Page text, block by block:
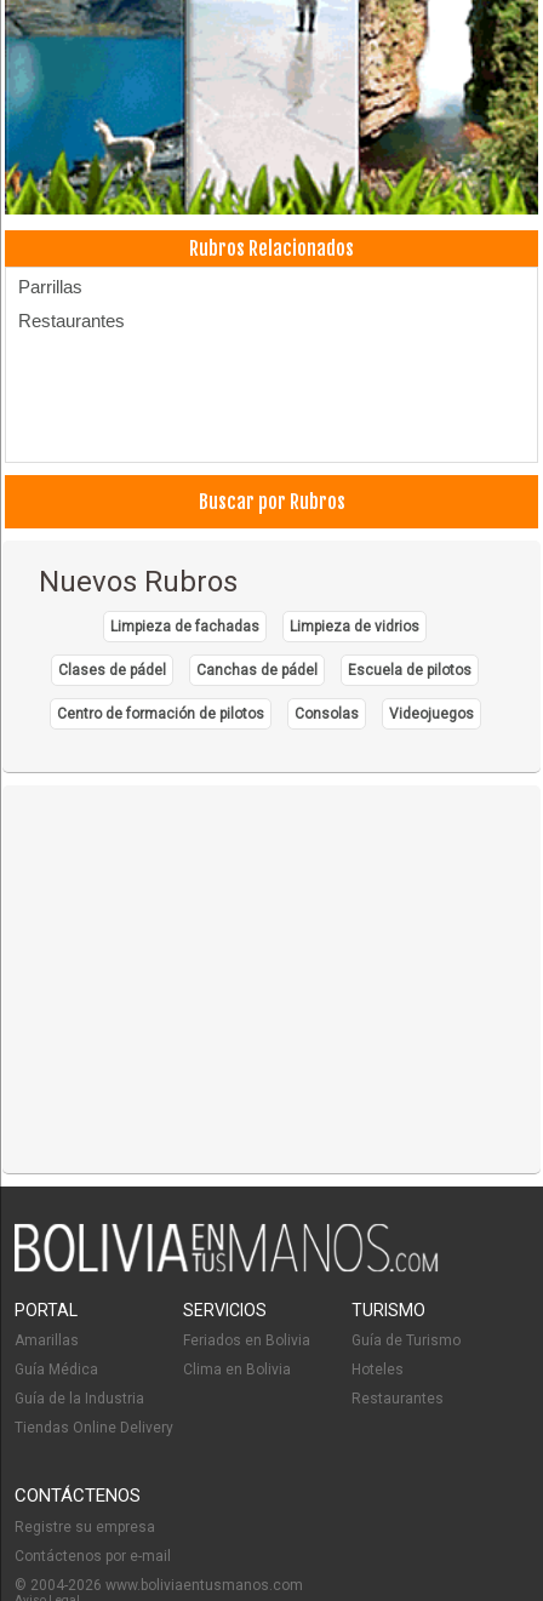
Rubros Relacionados
Parrillas
Restaurantes
Buscar por Rubros
Nuevos Rubros
Limpieza de fachadas Limpieza de vidrios
Clases de pádel Canchas de pádel Escuela de pilotos
Centro de formación de pilotos Consolas Videojuegos
PORTAL
Amarillas
Guía Médica
Guía de la Industria
Tiendas Online Delivery
SERVICIOS
Feriados en Bolivia
Clima en Bolivia
TURISMO
Guía de Turismo
Hoteles
Restaurantes
CONTÁCTENOS
Registre su empresa
Contáctenos por e-mail
© 2004-2026 www.boliviaentusmanos.com